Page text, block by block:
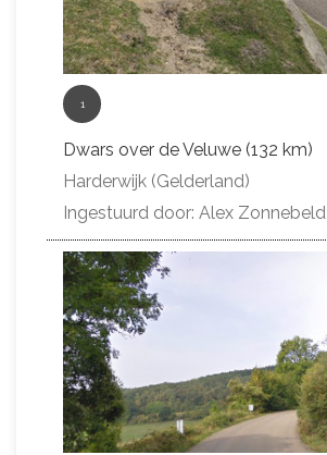
1
Dwars over de Veluwe (132 km)
Harderwijk (Gelderland)
Ingestuurd door: Alex Zonnebeld